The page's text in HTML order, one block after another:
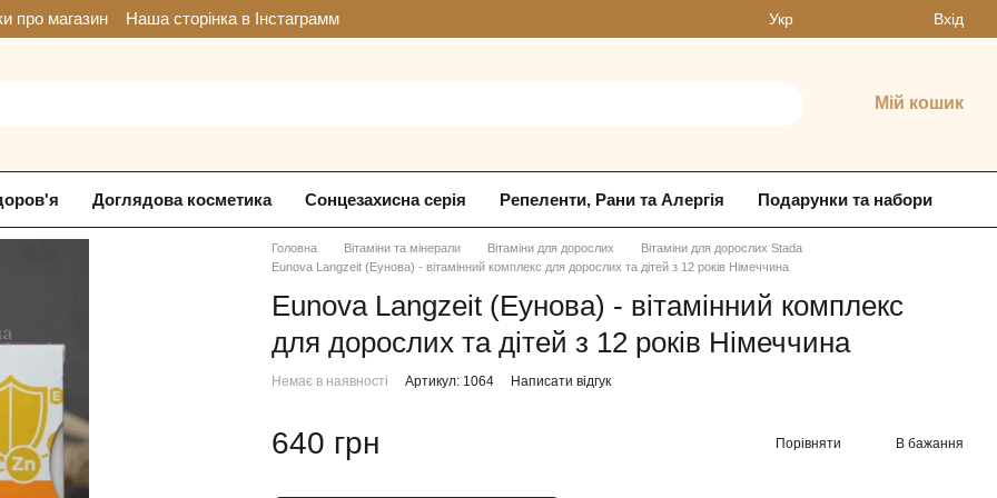
про магазин Наша сторінка в Інстаграмм Укр Вхід
Мій кошик
Доглядова косметика Сонцезахисна серія Репеленти, Рани та Алергія Подарунки та набори
Головна Вітаміни та мінерали Вітаміни для дорослих
Вітаміни для дорослих Stada
Eunova Langzeit (Еунова) - вітамінний комплекс для дорослих та дітей з 12 років Німеччина
Eunova Langzeit (Еунова) - вітамінний комплекс
для дорослих та дітей з 12 років Німеччина
Немає в наявності Артикул: 1064 Написати відгук
640 грн Порівняти В бажання